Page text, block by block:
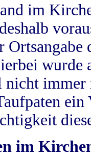
im
wurde
nicht
im